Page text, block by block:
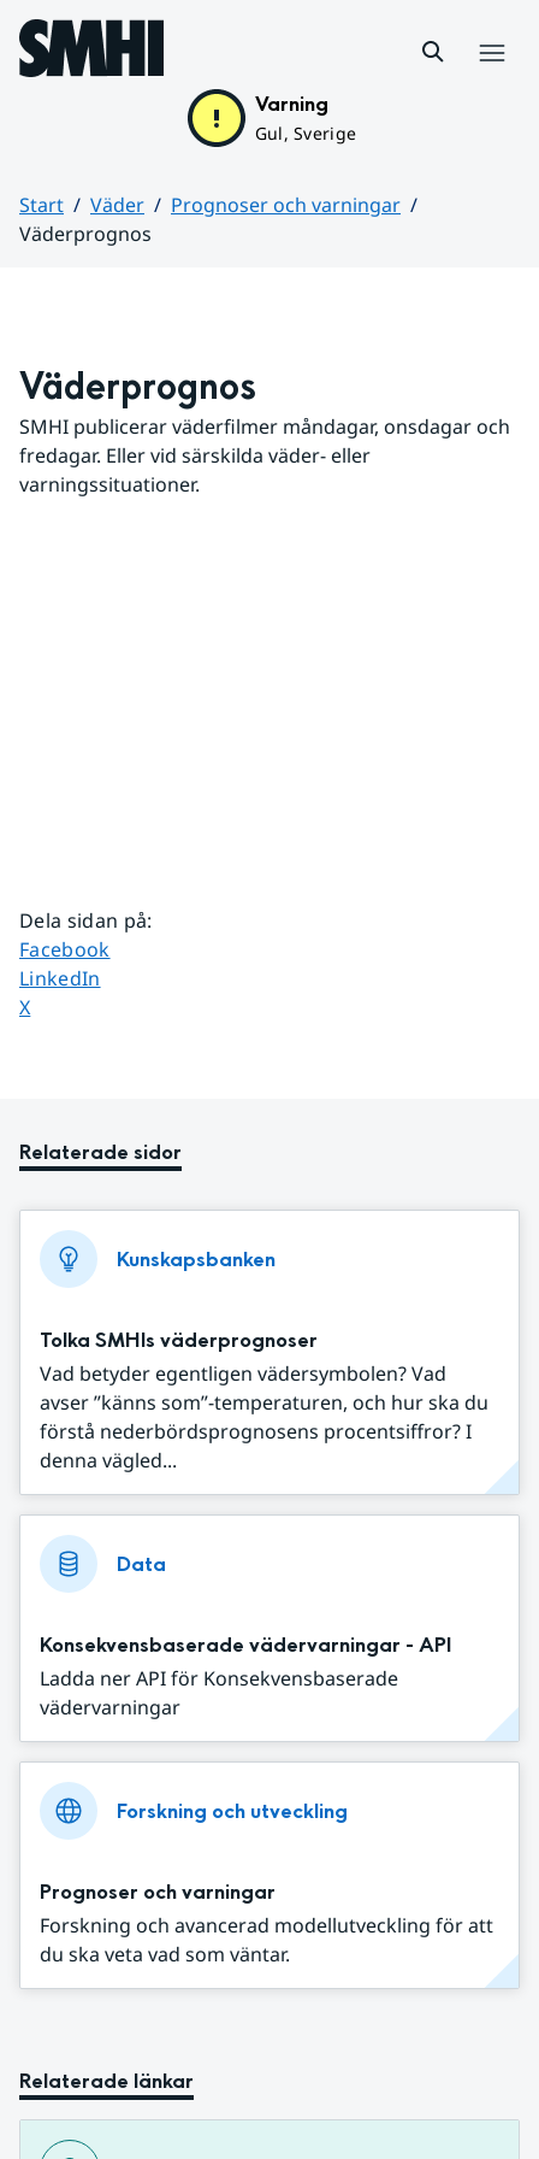
Hoppa till sidans innehåll
Varning
Gul, Sverige
Start Väder
Prognoser och varningar
Väderprognos
Väderprognos
SMHI publicerar väderfilmer måndagar, onsdagar och
fredagar. Eller vid särskilda väder- eller
varningssituationer.
Dela sidan på:
Dela sidan på
Facebook
Dela sidan på
LinkedIn
Dela sidan på
X
Relaterade sidor
Kunskapsbanken
Tolka SMHIs väderprognoser
Vad betyder egentligen vädersymbolen? Vad
avser ”känns som”-temperaturen, och hur ska du
förstå nederbördsprognosens procentsiffror? I
denna vägled...
Data
Konsekvensbaserade vädervarningar - API
Ladda ner API för Konsekvensbaserade
vädervarningar
Forskning och utveckling
Prognoser och varningar
Forskning och avancerad modellutveckling för att
du ska veta vad som väntar.
Relaterade länkar